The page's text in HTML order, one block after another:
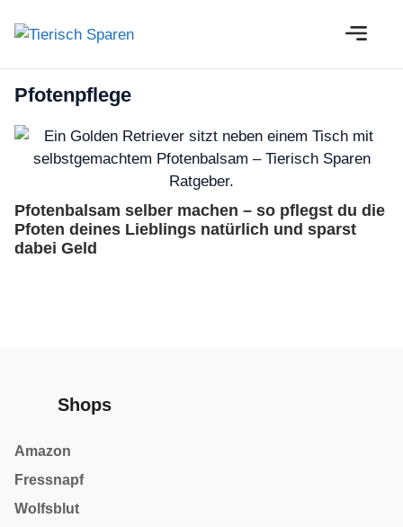
Inhalt
Pfotenpflege
Pfotenbalsam selber machen – so pflegst du die
Pfoten deines Lieblings natürlich und sparst
dabei Geld
Shops
Amazon
Fressnapf
Wolfsblut